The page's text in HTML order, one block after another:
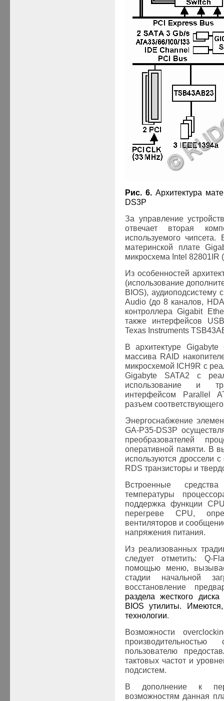
Рис. 6.Архитектура
DS3P
За управление
отвечает вторая
используемого
материнской плате
микросхема Intel 82801IR
Из особенностей
(использование
BIOS), аудиоподсистему c
Audio (до 8 каналов,
контроллера Gigabit
также интерфейсов
Texas Instruments
В архитектуре Gigabyte
массива RAID
микросхемой ICH9R с
Gigabyte
SATA2 с
использование и
интерфейсом Parallel
разъем
Энергоснабжение
GA-P35-DS3P
преобразователей
оперативной памяти. В
используются дроссели
RDS транзисторы и
Встроенные
температуры
поддержка функции
перегреве CPU,
вентиляторов и
напряжения питания.
Из реализованных
следует отметить:
помощью меню,
стадии начальной
восстановление
раздела жесткого
BIOS утилиты.
технологии.
Возможности
пользователю
тактовых частот и
подсистем.
В дополнение к
возможностям данная